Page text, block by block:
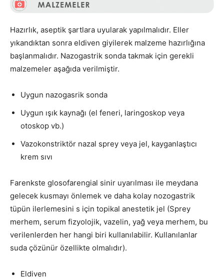
Hazırlık, aseptik şartlara uyularak yapılmalıdır. Eller
yıkandıktan sonra eldiven giyilerek malzeme hazırlığına
başlanmalıdır. Nazogastrik sonda takmak için gerekli
malzemeler aşağıda verilmiştir.
Uygun nazogasrik sonda
Uygun ışık kaynağı (el feneri, laringoskop veya
otoskop vb.)
Vazokonstriktör nazal sprey veya jel, kayganlaştıcı
krem sıvı
Farenkste glosofarengial sinir uyarılması ile meydana
gelecek kusmayı önlemek ve daha kolay nozogastrik
tüpün ilerlemesini s için topikal anestetik jel (Sprey
merhem, serum fizyolojik, vazelin, yağ veya merhem, bu
verilenlerden her hangi biri kullanılabilir. Kullanılanlar
suda çözünür özellikte olmalıdır).
Eldiven